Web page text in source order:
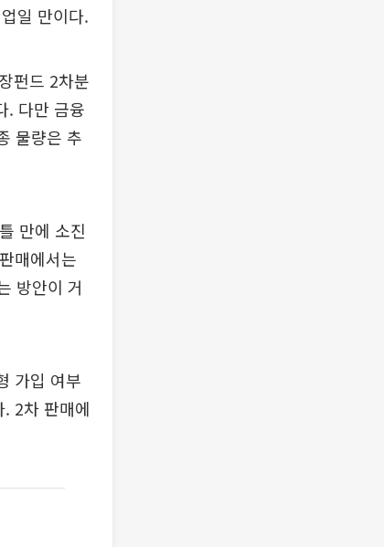
일 만이다.
펀드 2차분
. 다만 금융
물량은 추
만에 소진
매에서는
방안이 거
가입 여부
2차 판매에